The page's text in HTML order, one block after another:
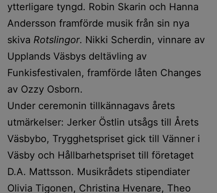
ytterligare tyngd. Robin Skarin och Hanna
Andersson framförde musik från sin nya
skiva Rotslingor. Nikki Scherdin, vinnare av
Upplands Väsbys deltävling av
Funkisfestivalen, framförde låten Changes
av Ozzy Osborn.
Under ceremonin tillkännagavs årets
utmärkelser: Jerker Östlin utsågs till Årets
Väsbybo, Trygghetspriset gick till Vänner i
Väsby och Hållbarhetspriset till företaget
D.A. Mattsson. Musikrådets stipendiater
Olivia Tigonen, Christina Hvenare, Theo